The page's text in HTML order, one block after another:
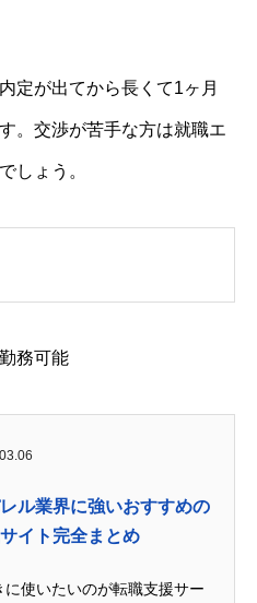
定が出てから長くて1ヶ月
。交渉が苦手な方は就職エ
しょう。
務可能
ル業界に強いおすすめの
イト完全まとめ
使いたいのが転職支援サー